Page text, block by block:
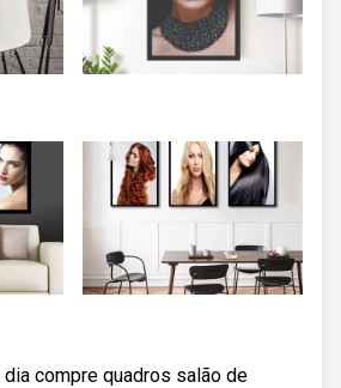
compre quadros salão de